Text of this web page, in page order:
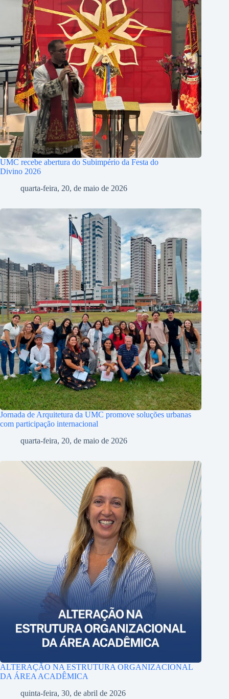
UMC recebe abertura do Subimpério da Festa do
Divino 2026
quarta-feira, 20, de maio de 2026
Jornada de Arquitetura da UMC promove soluções urbanas
com participação internacional
quarta-feira, 20, de maio de 2026
ALTERAÇÃO NA ESTRUTURA ORGANIZACIONAL
DA ÁREA ACADÊMICA
quinta-feira, 30, de abril de 2026